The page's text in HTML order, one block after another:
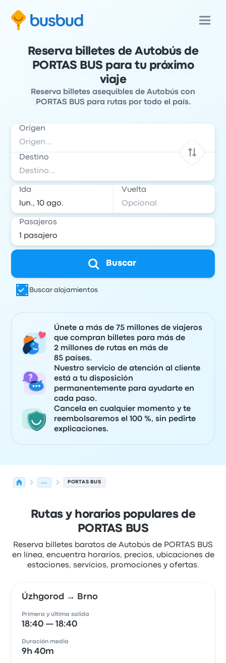
Reserva billetes de Autobús de
PORTAS BUS para tu próximo
viaje
Reserva billetes asequibles de Autobús con
PORTAS BUS para rutas por todo el país.
Origen
Destino
Ida Vuelta
Pasajeros
Buscar
Buscar alojamientos
Únete a más de 75 millones de viajeros
que compran billetes para más de
2 millones de rutas en más de
85 países.
Nuestro servicio de atención al cliente
está a tu disposición
permanentemente para ayudarte en
cada paso.
Cancela en cualquier momento y te
reembolsaremos el 100 %, sin pedirte
explicaciones.
... PORTAS BUS
Rutas y horarios populares de
PORTAS BUS
Reserva billetes baratos de Autobús de PORTAS BUS
en línea, encuentra horarios, precios, ubicaciones de
estaciones, servicios, promociones y ofertas.
Úzhgorod → Brno
Primera y última salida
18:40 — 18:40
Duración media
9h 40m